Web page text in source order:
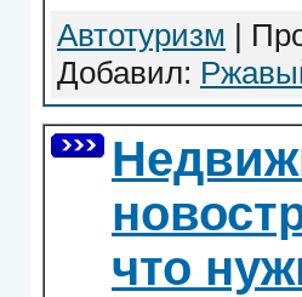
Автотуризм |
Добавил:
что